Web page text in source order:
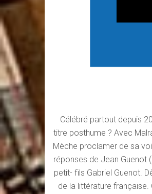
Célébré partout depuis
titre posthume ? Avec
Mèche proclamer de sa
réponses de Jean Guenot
petit- fils Gabriel Guenot.
de la littérature